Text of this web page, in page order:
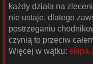
każdy działa na
nie ustaje, dlatego
postrzeganiu
czynią to przeciw
Więcej w wątku: ekipa